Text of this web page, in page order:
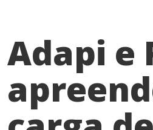
Adapi e